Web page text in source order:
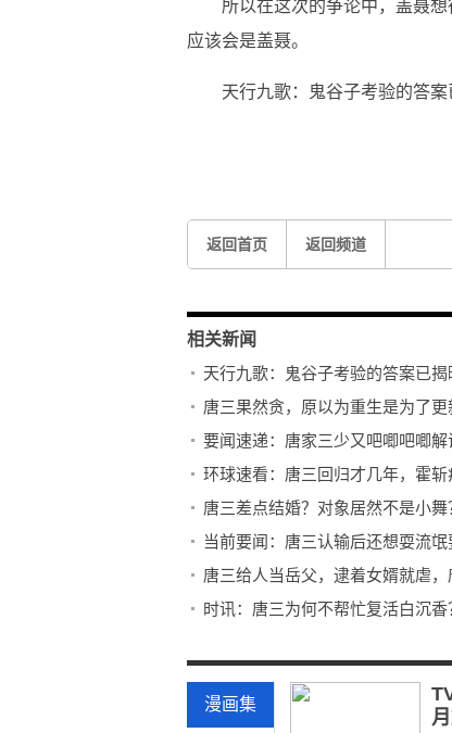
所以在这次的争论中，盖聂
应该会是盖聂。
天行九歌：鬼谷子考验的答
返回首页 返回频道
相关新闻
天行九歌：鬼谷子考验的答案已
唐三果然贪，原以为重生是为了
要闻速递：唐家三少又吧唧吧唧
环球速看：唐三回归才几年，霍
唐三差点结婚？对象居然不是小
当前要闻：唐三认输后还想耍流
唐三给人当岳父，逮着女婿就虐
时讯：唐三为何不帮忙复活白沉
漫画集